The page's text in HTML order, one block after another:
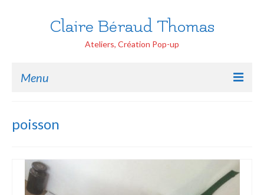
Claire Béraud Thomas
Ateliers, Création Pop-up
Menu
Ateliers Tout public
Pop-up Ecoles
poisson